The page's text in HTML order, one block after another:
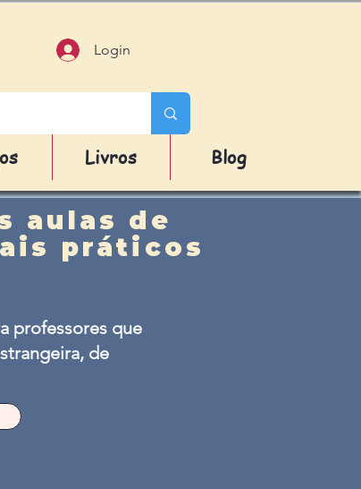
Login
Livros Blog
aulas de
práticos
professores que
de